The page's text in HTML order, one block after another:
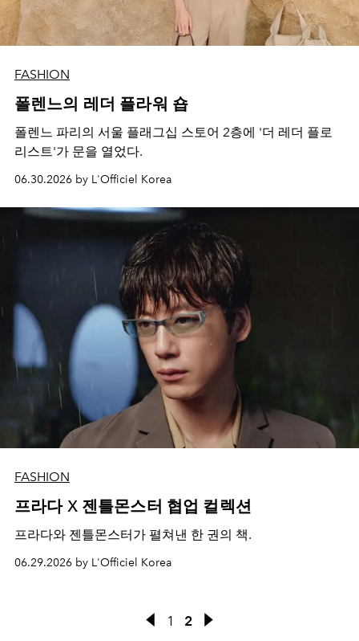
FASHION
폴렌느의 레더 플라워 숍
폴렌느 파리의 서울 플래그십 스토어 2층에 '더 레더 플로
리스트'가 문을 열었다.
06.30.2026 by L'Officiel Korea
FASHION
프라다 X 젠틀몬스터 협업 컬렉션
프라다와 젠틀몬스터가 펼쳐낸 한 권의 책.
06.29.2026 by L'Officiel Korea
1 2